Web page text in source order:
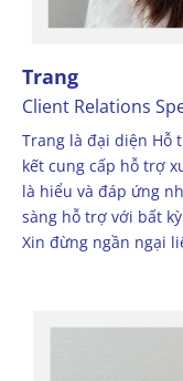
Trang
Client Relations
Trang là đại diện Hỗ
kết cung cấp hỗ trợ
là hiểu và đáp ứng
sàng hỗ trợ với bất
Xin đừng ngần ngại